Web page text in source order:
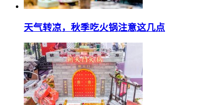
天气转凉，秋季吃火锅注意这几点